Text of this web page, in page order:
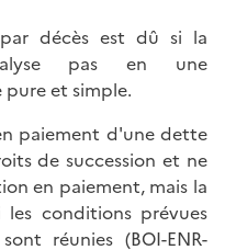
décès est dû si la
pas en une
et simple.
paiement d'une dette
de succession et ne
en paiement, mais la
conditions prévues
réunies (BOI-ENR-